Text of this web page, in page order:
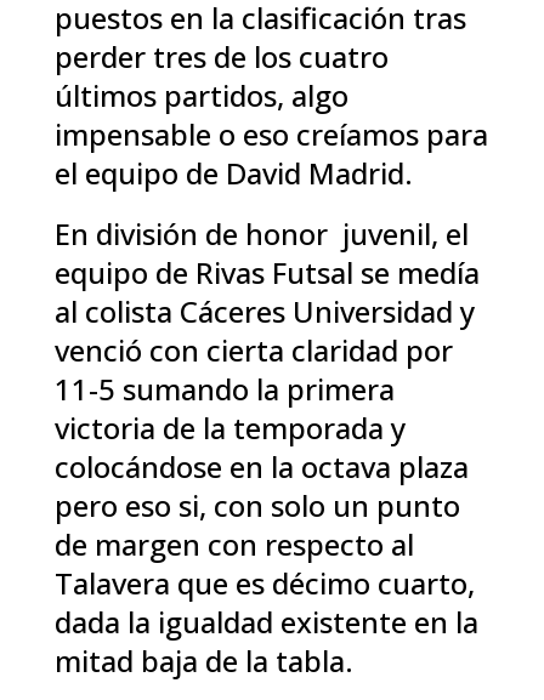
puestos en la clasificación tras
perder tres de los cuatro
últimos partidos, algo
impensable o eso creíamos para
el equipo de David Madrid.
En división de honor juvenil, el
equipo de Rivas Futsal se medía
al colista Cáceres Universidad y
venció con cierta claridad por
11-5 sumando la primera
victoria de la temporada y
colocándose en la octava plaza
pero eso si, con solo un punto
de margen con respecto al
Talavera que es décimo cuarto,
dada la igualdad existente en la
mitad baja de la tabla.